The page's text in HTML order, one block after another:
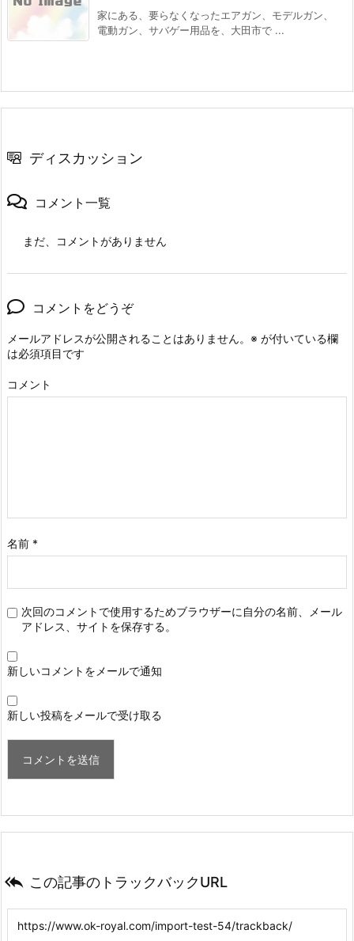
家にある、要らなくなったエアガン、モデルガン、
電動ガン、サバゲー用品を、大田市で ...
ディスカッション
コメント一覧
まだ、コメントがありません
コメントをどうぞ
メールアドレスが公開されることはありません。 ※ が付いている欄
は必須項目です
コメント
名前 *
次回のコメントで使用するためブラウザーに自分の名前、メール
アドレス、サイトを保存する。
新しいコメントをメールで通知
新しい投稿をメールで受け取る
 この記事のトラックバックURL